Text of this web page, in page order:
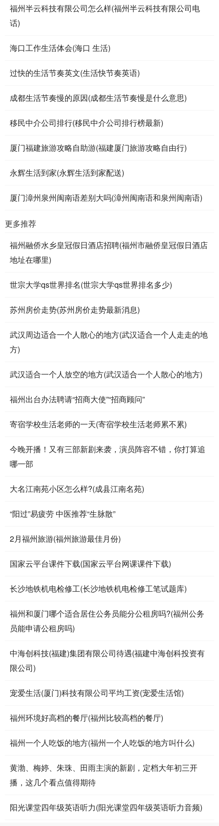
福州半云科技有限公司怎么样(福州半云科技有限公司电
话)
海口工作生活体会(海口 生活)
过快的生活节奏英文(生活快节奏英语)
成都生活节奏慢的原因(成都生活节奏慢是什么意思)
移民中介公司排行(移民中介公司排行榜最新)
厦门福建旅游攻略自助游(福建厦门旅游攻略自由行)
永辉生活到家(永辉生活到家配送)
厦门漳州泉州闽南语差别大吗(漳州闽南语和泉州闽南语)
更多推荐
福州融侨水乡皇冠假日酒店招聘(福州市融侨皇冠假日酒店
地址在哪里)
世宗大学qs世界排名(世宗大学qs世界排名多少)
苏州房价走势(苏州房价走势最新消息)
武汉周边适合一个人散心的地方(武汉适合一个人走走的地
方)
武汉适合一个人放空的地方(武汉适合一个人散心的地方)
福州出台办法聘请“招商大使”“招商顾问”
寄宿学校生活老师的一天(寄宿学校生活老师累不累)
今晚开播！又有三部新剧来袭，演员阵容不错，你打算追
哪一部
大名江南苑小区怎么样?(成县江南名苑)
“阳过”易疲劳 中医推荐“生脉散”
2月福州旅游(福州旅游最佳月份)
国家云平台课件下载(国家云平台网课课件下载)
长沙地铁机电检修工(长沙地铁机电检修工笔试题库)
福州和厦门哪个适合居住公务员能分公租房吗?(福州公务
员能申请公租房吗)
中海创科技(福建)集团有限公司待遇(福建中海创科投资有
限公司)
宠爱生活(厦门)科技有限公司平均工资(宠爱生活馆)
福州环境好高档的餐厅(福州比较高档的餐厅)
福州一个人吃饭的地方(福州一个人吃饭的地方叫什么)
黄渤、梅婷、朱珠、田雨主演的新剧，定档大年初三开
播，这几个看点值得期待
阳光课堂四年级英语听力(阳光课堂四年级英语听力音频)